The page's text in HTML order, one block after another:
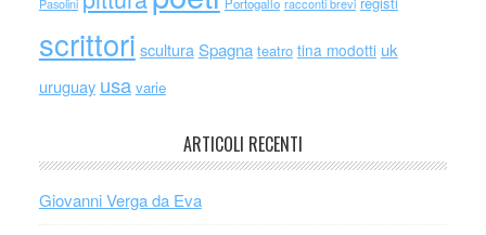
Pasolini
scrittori scultura Spagna teatro tina modotti uk
uruguay usa varie
ARTICOLI RECENTI
Giovanni Verga da Eva